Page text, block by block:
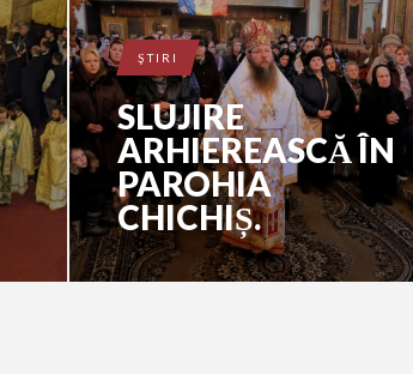
ŞTIRI
SLUJIRE
ARHIEREASCĂ ÎN
PAROHIA
CHICHIȘ.